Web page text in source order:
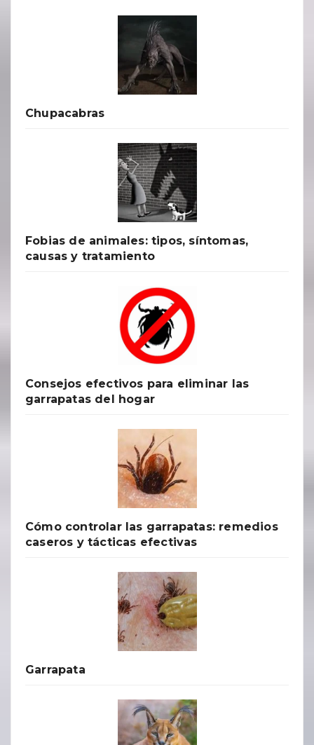
Chupacabras
Fobias de animales: tipos, síntomas,
causas y tratamiento
Consejos efectivos para eliminar las
garrapatas del hogar
Cómo controlar las garrapatas: remedios
caseros y tácticas efectivas
Garrapata